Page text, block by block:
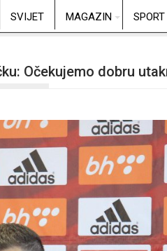
SVIJET MAGAZIN SPORT
Očekujemo dobru